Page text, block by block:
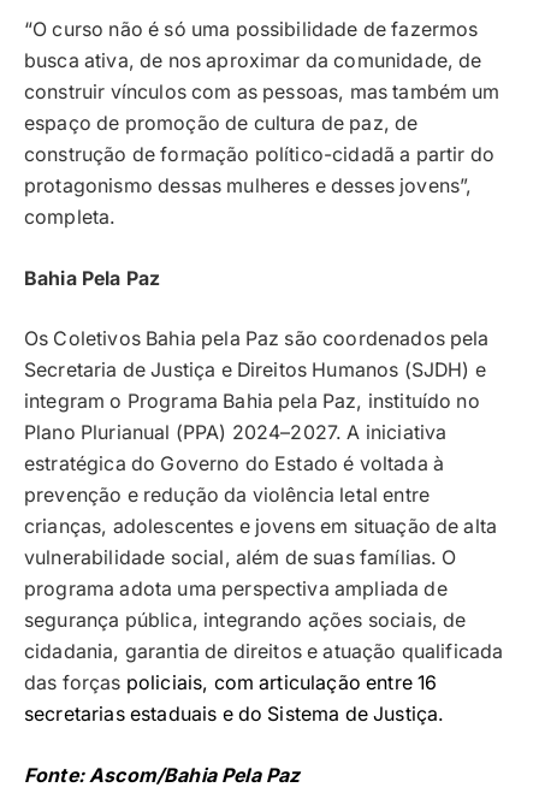
“O curso não é só uma possibilidade de fazermos
busca ativa, de nos aproximar da comunidade, de
construir vínculos com as pessoas, mas também um
espaço de promoção de cultura de paz, de
construção de formação político-cidadã a partir do
protagonismo dessas mulheres e desses jovens”,
completa.
Bahia Pela Paz
Os Coletivos Bahia pela Paz são coordenados pela
Secretaria de Justiça e Direitos Humanos (SJDH) e
integram o Programa Bahia pela Paz, instituído no
Plano Plurianual (PPA) 2024–2027. A iniciativa
estratégica do Governo do Estado é voltada à
prevenção e redução da violência letal entre
crianças, adolescentes e jovens em situação de alta
vulnerabilidade social, além de suas famílias. O
programa adota uma perspectiva ampliada de
segurança pública, integrando ações sociais, de
cidadania, garantia de direitos e atuação qualificada
das forças policiais, com articulação entre 16
secretarias estaduais e do Sistema de Justiça.
Fonte: Ascom/Bahia Pela Paz